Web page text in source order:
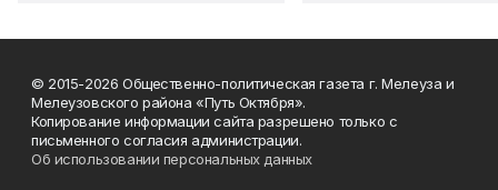
© 2015-2026 Общественно-политическая газета г. Мелеуза и
Мелеузовского района «Путь Октября».
Копирование информации сайта разрешено только с
письменного согласия администрации.
Об использовании персональных данных